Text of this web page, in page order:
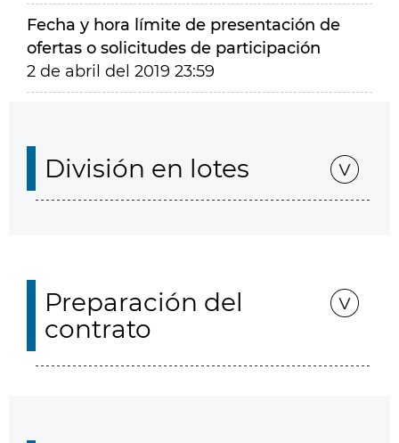
Fecha y hora límite de presentación de
ofertas o solicitudes de participación
2 de abril del 2019 23:59
División en lotes
Preparación del
contrato